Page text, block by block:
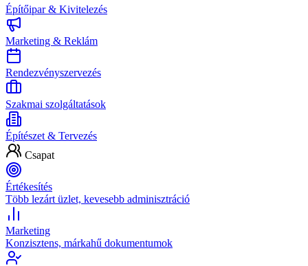
Építőipar & Kivitelezés
Marketing & Reklám
Rendezvényszervezés
Szakmai szolgáltatások
Építészet & Tervezés
Csapat
Értékesítés
Több lezárt üzlet, kevesebb adminisztráció
Marketing
Konzisztens, márkahű dokumentumok